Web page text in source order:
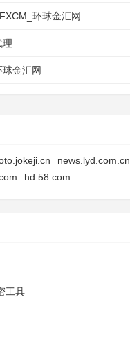
环球金汇网
理
金汇网
news.lyd.com.cn
hd.58.com
工具